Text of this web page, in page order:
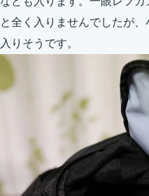
と全く入りませんでしたが
入りそうです。